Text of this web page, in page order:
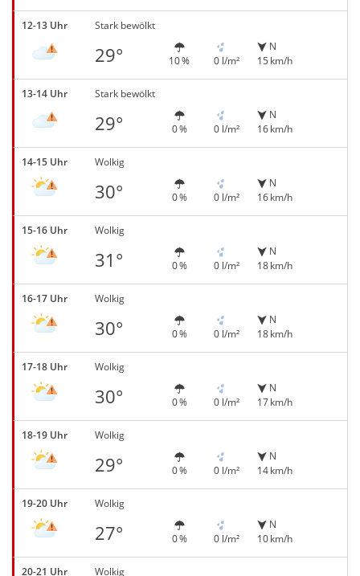
12-13 Uhr Stark bewölkt
29° 10 % 0 l/m²
N
15 km/h
13-14 Uhr Stark bewölkt
29° 0 % 0 l/m²
N
16 km/h
14-15 Uhr Wolkig
30° 0 % 0 l/m²
N
16 km/h
15-16 Uhr Wolkig
31° 0 % 0 l/m²
N
18 km/h
16-17 Uhr Wolkig
30° 0 % 0 l/m²
N
18 km/h
17-18 Uhr Wolkig
30° 0 % 0 l/m²
N
17 km/h
18-19 Uhr Wolkig
29° 0 % 0 l/m²
N
14 km/h
19-20 Uhr Wolkig
27° 0 % 0 l/m²
N
10 km/h
20-21 Uhr Wolkig